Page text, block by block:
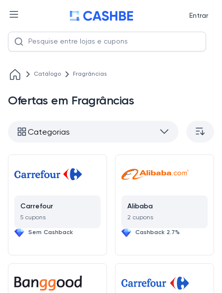
Entrar
Catálogo Fragrâncias
Ofertas em Fragrâncias
Categorias
Carrefour
5 cupons
Sem Cashback
Alibaba
2 cupons
Cashback 2.7%